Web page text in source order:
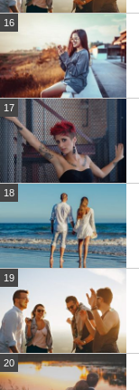
16
17
18
19
20